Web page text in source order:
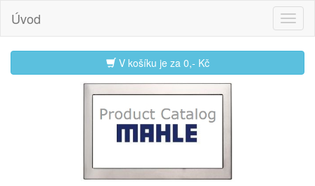
Úvod
V košíku je za 0,- Kč